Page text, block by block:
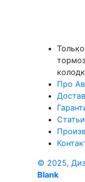
Про
© 2025,
Blank